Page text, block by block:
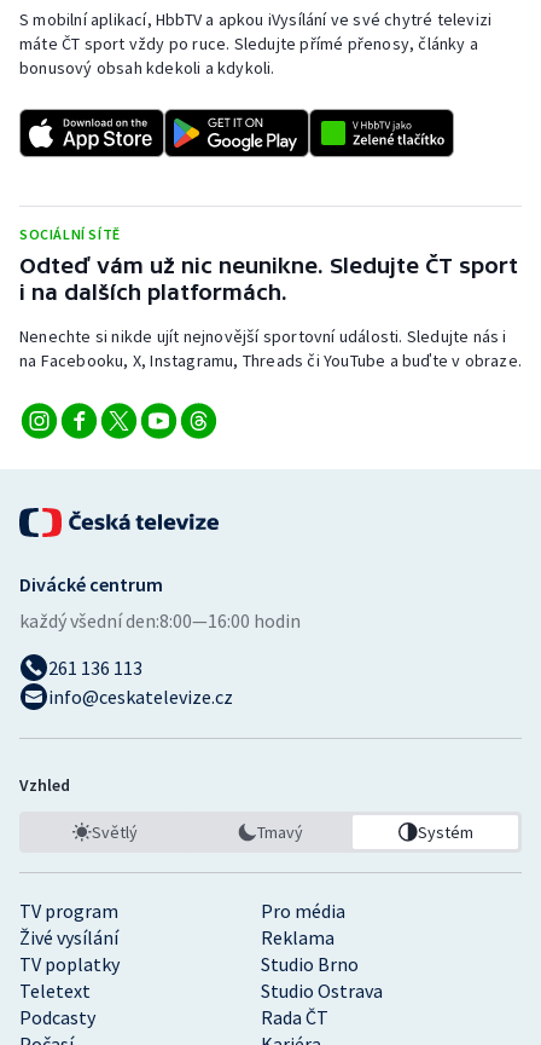
Triatlon
Vodní slalom
Volejbal
Ostatní
S mobilní aplikací, HbbTV a apkou iVysílání ve své chytré televizi
máte ČT sport vždy po ruce. Sledujte přímé přenosy, články a
bonusový obsah kdekoli a kdykoli.
SOCIÁLNÍ SÍTĚ
Odteď vám už nic neunikne. Sledujte ČT sport
i na dalších platformách.
Nenechte si nikde ujít nejnovější sportovní události. Sledujte nás i
na Facebooku, X, Instagramu, Threads či YouTube a buďte v obraze.
TV program
Pro média
Živé vysílání
Reklama
TV poplatky
Studio Brno
Teletext
Studio Ostrava
Podcasty
Rada ČT
Divácké centrum
každý všední den:8:00—16:00 hodin
261 136 113
info@ceskatelevize.cz
Vzhled
Světlý Tmavý Systém